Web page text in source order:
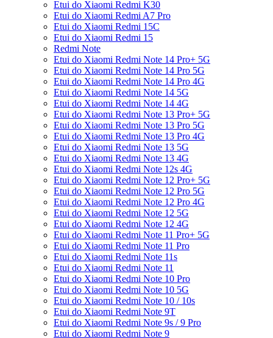
Etui do Xiaomi Redmi K30
Etui do Xiaomi Redmi A7 Pro
Etui do Xiaomi Redmi 15C
Etui do Xiaomi Redmi 15
Redmi Note
Etui do Xiaomi Redmi Note 14 Pro+ 5G
Etui do Xiaomi Redmi Note 14 Pro 5G
Etui do Xiaomi Redmi Note 14 Pro 4G
Etui do Xiaomi Redmi Note 14 5G
Etui do Xiaomi Redmi Note 14 4G
Etui do Xiaomi Redmi Note 13 Pro+ 5G
Etui do Xiaomi Redmi Note 13 Pro 5G
Etui do Xiaomi Redmi Note 13 Pro 4G
Etui do Xiaomi Redmi Note 13 5G
Etui do Xiaomi Redmi Note 13 4G
Etui do Xiaomi Redmi Note 12s 4G
Etui do Xiaomi Redmi Note 12 Pro+ 5G
Etui do Xiaomi Redmi Note 12 Pro 5G
Etui do Xiaomi Redmi Note 12 Pro 4G
Etui do Xiaomi Redmi Note 12 5G
Etui do Xiaomi Redmi Note 12 4G
Etui do Xiaomi Redmi Note 11 Pro+ 5G
Etui do Xiaomi Redmi Note 11 Pro
Etui do Xiaomi Redmi Note 11s
Etui do Xiaomi Redmi Note 11
Etui do Xiaomi Redmi Note 10 Pro
Etui do Xiaomi Redmi Note 10 5G
Etui do Xiaomi Redmi Note 10 / 10s
Etui do Xiaomi Redmi Note 9T
Etui do Xiaomi Redmi Note 9s / 9 Pro
Etui do Xiaomi Redmi Note 9